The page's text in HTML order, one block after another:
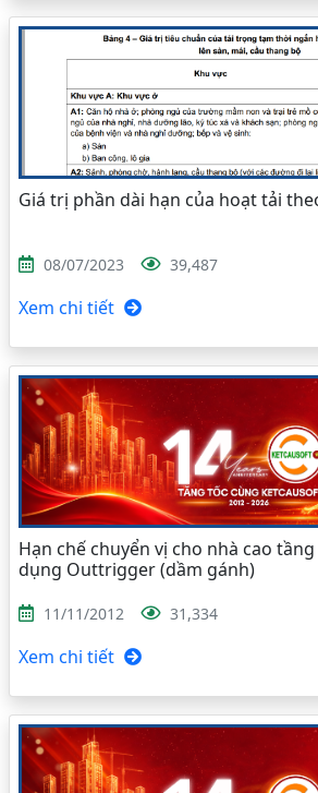
Giá trị phần dài hạn của hoạt tải
08/07/2023 39,487
Xem chi tiết
Hạn chế chuyển vị cho nhà cao
dụng Outtrigger (dầm gánh)
11/11/2012 31,334
Xem chi tiết